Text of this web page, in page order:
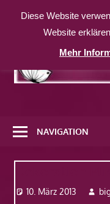
Inhalt
weitere
Website
NAVIGATION
10. März 2013
Diese Website
Website
Mehr